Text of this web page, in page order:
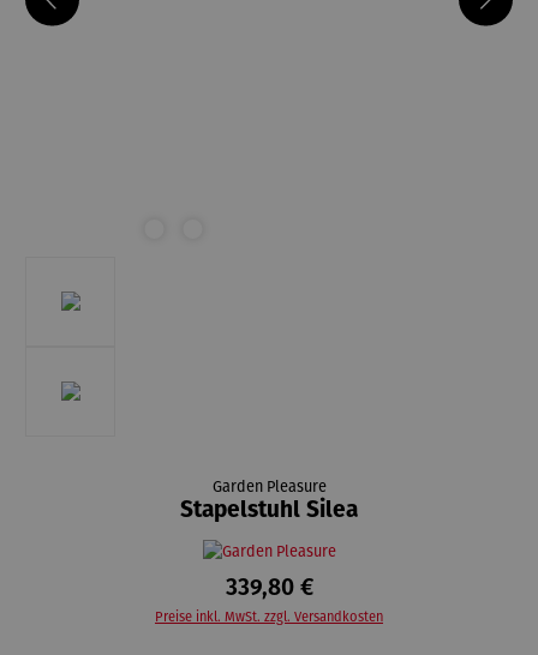
Garden Pleasure
Stapelstuhl Silea
339,80 €
Preise inkl. MwSt. zzgl. Versandkosten